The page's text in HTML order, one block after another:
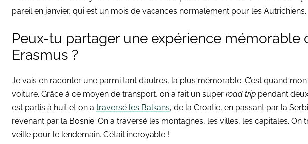
pareil en janvier, qui est un mois de vacances normalement pour les Autrichiens.
Peux-tu partager une expérience mémorable
Erasmus ?
Je vais en raconter une parmi tant d’autres, la plus mémorable. C’est quand
voiture. Grâce à ce moyen de transport, on a fait un super road trip pendant
est partis à huit et on a traversé les Balkans, de la Croatie, en passant par la
revenant par la Bosnie. On a traversé les montagnes, les villes, les capitales. On
veille pour le lendemain. C’était incroyable !